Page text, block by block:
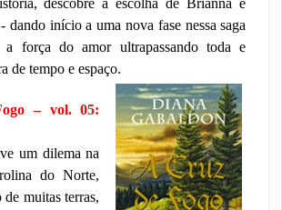
descobre a escolha de Brianna e
dando início a uma nova fase nessa saga
a força do amor ultrapassando toda e
de tempo e espaço.
– vol. 05:
um dilema na
do Norte,
muitas terras,